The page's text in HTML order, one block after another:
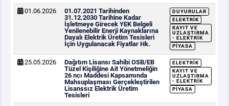
01.06.2026
01.07.2021 Tarihinden
31.12.2030 Tarihine Kadar
İşletmeye Girecek YEK Belgeli
Yenilenebilir Enerji Kaynaklarına
Dayalı Elektrik Üretim Tesisleri
İçin Uygulanacak Fiyatlar Hk.
DUYURULAR
ELEKTRIK
KAYIT VE
UZLAŞTIRMA
- ELEKTRIK
PIYASA
25.05.2026
Dağıtım Lisansı Sahibi OSB/EB
Tüzel Kişiliğine Ait Yönetmeliğin
26 ncı Maddesi Kapsamında
Mahsuplaşması Gerçekleştirilen
Lisanssız Elektrik Üretim
Tesisleri
ELEKTRIK
KAYIT VE
UZLAŞTIRMA
- ELEKTRIK
PIYASA